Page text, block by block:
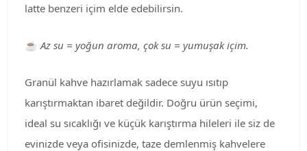
latte benzeri içim elde edebilirsin.
☕ Az su = yoğun aroma, çok su = yumuşak içim.
Granül kahve hazırlamak sadece suyu ısıtıp
karıştırmaktan ibaret değildir. Doğru ürün seçimi,
ideal su sıcaklığı ve küçük karıştırma hileleri ile siz de
evinizde veya ofisinizde, taze demlenmiş kahvelere